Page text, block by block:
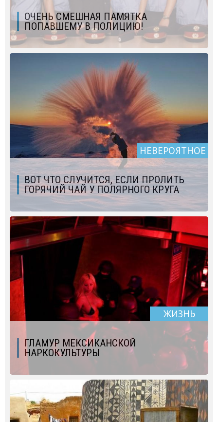
ОЧЕНЬ СМЕШНАЯ ПАМЯТКА
ПОПАВШЕМУ В ПОЛИЦИЮ!
НЕВЕРОЯТНОЕ
ВОТ ЧТО СЛУЧИТСЯ, ЕСЛИ ПРОЛИТЬ
ГОРЯЧИЙ ЧАЙ У ПОЛЯРНОГО КРУГА
ЖИЗНЬ
ГЛАМУР МЕКСИКАНСКОЙ
НАРКОКУЛЬТУРЫ